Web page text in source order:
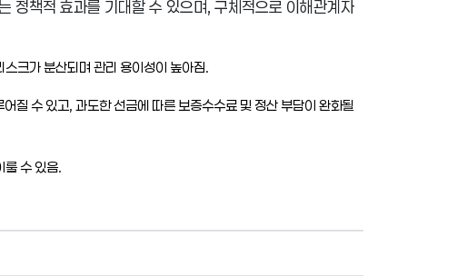
정책적 효과를 기대할 수 있으며, 구체적으로 이해관계자
크가 분산되며 관리 용이성이 높아짐.
어질 수 있고, 과도한 선금에 따른 보증수수료 및 정산 부담이 완화될
룰 수 있음.